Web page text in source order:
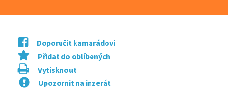
Doporučit kamarádovi
Přidat do oblíbených
Vytisknout
Upozornit na inzerát